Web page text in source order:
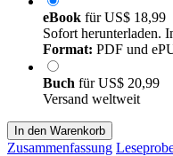
eBook fürUS$ 18,99
Sofort herunterladen.
Format: PDF und
Buch fürUS$ 20,99
Versand weltweit
In den Warenkorb
Zusammenfassung